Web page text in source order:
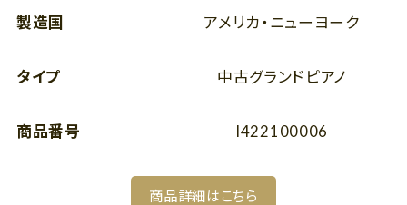
製造国 アメリカ・ニューヨーク
タイプ 中古グランドピアノ
商品番号 I422100006
商品詳細はこちら